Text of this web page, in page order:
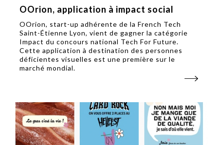
OOrion, application à impact social
OOrion, start-up adhérente de la French Tech
Saint-Étienne Lyon, vient de gagner la catégorie
Impact du concours national Tech For Future.
Cette application à destination des personnes
déficientes visuelles est une première sur le
marché mondial.